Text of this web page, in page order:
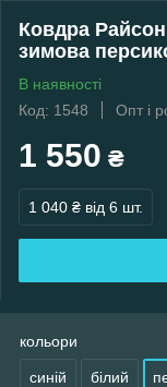
Ковдра
зимова
В наявності
Код: 1548
Опт і
1 550 ₴
1 040 ₴ від 6 шт.
кольори
синій білий